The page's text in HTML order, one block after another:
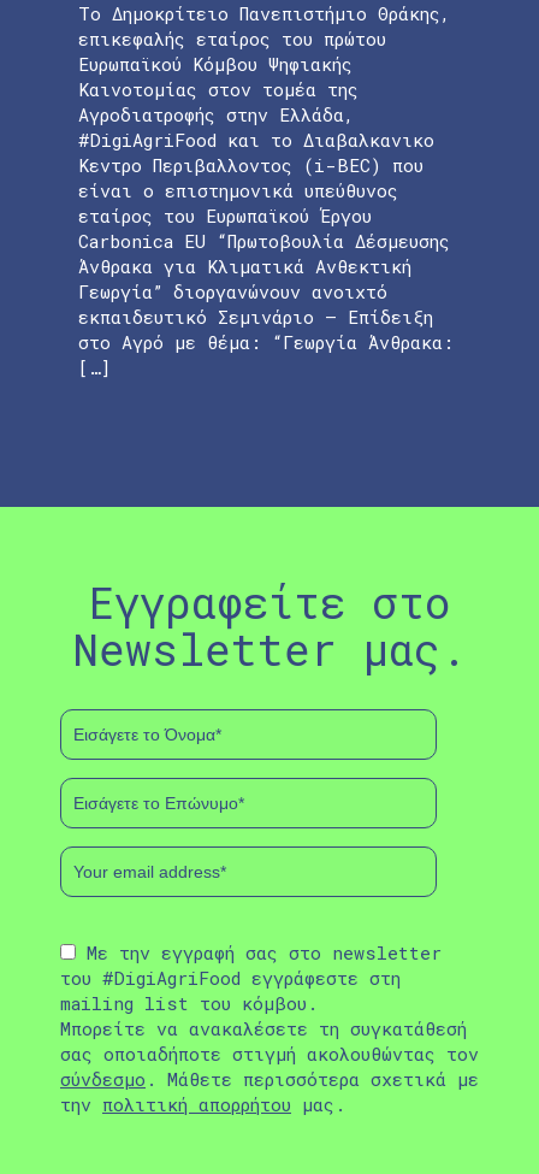
Το Δημοκρίτειο Πανεπιστήμιο Θράκης,
επικεφαλής εταίρος του πρώτου
Ευρωπαϊκού Κόμβου Ψηφιακής
Καινοτομίας στον τομέα της
Αγροδιατροφής στην Ελλάδα,
#DigiAgriFood και το Διαβαλκανικο
Κεντρο Περιβαλλοντος (i-BEC) που
είναι ο επιστημονικά υπεύθυνος
εταίρος του Ευρωπαϊκού Έργου
Carbonica EU “Πρωτοβουλία Δέσμευσης
Άνθρακα για Κλιματικά Ανθεκτική
Γεωργία” διοργανώνουν ανοιχτό
εκπαιδευτικό Σεμινάριο – Επίδειξη
στο Αγρό με θέμα: “Γεωργία Άνθρακα:
[…]
Εγγραφείτε στο
Newsletter μας.
Με την εγγραφή σας στο newsletter
του #DigiAgriFood εγγράφεστε στη
mailing list του κόμβου.
Μπορείτε να ανακαλέσετε τη συγκατάθεσή
σας οποιαδήποτε στιγμή ακολουθώντας τον
σύνδεσμο . Μάθετε περισσότερα σχετικά με
την πολιτική απορρήτου μας.